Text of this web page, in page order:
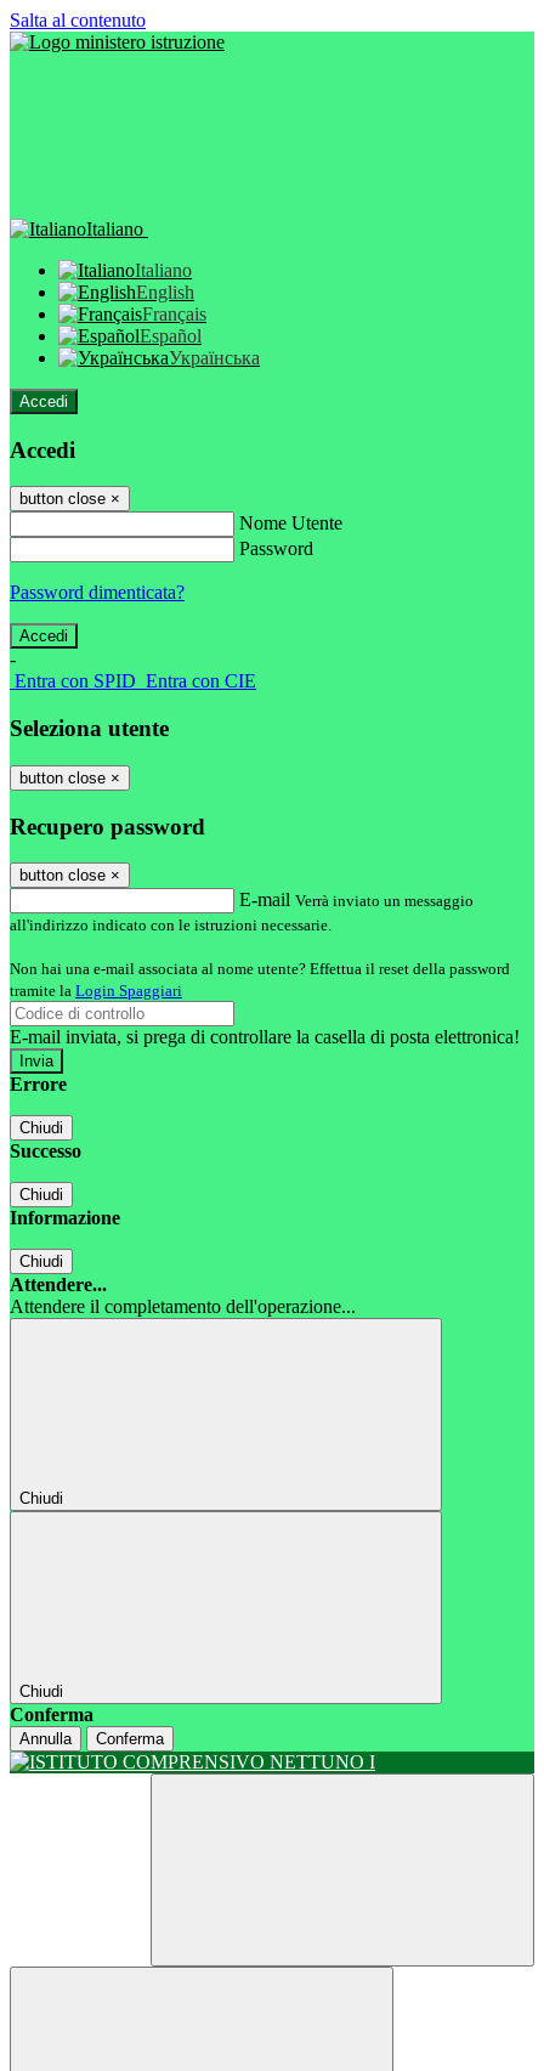
Salta al contenuto
Italiano
Italiano
English
Français
Español
Українська
Accedi
Accedi
button close ×
Nome Utente
Password
Password dimenticata?
-
Entra con SPID Entra con CIE
Seleziona utente
button close ×
Recupero password
button close ×
E-mail Verrà inviato un messaggio
all'indirizzo indicato con le istruzioni necessarie.
Non hai una e-mail associata al nome utente? Effettua il reset della password
tramite la Login Spaggiari
E-mail inviata, si prega di controllare la casella di posta elettronica!
Errore
Chiudi
Successo
Chiudi
Informazione
Chiudi
Attendere...
Attendere il completamento dell'operazione...
Chiudi
Chiudi
Conferma
Annulla Conferma